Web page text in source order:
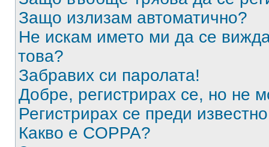
Защо излизам автоматично?
Не искам името ми да се
това?
Забравих си паролата!
Добре, регистрирах се, но не
Регистрирах се преди
Какво е COPPA?